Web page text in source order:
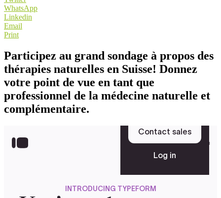
WhatsApp
Linkedin
Email
Print
Participez au grand sondage à propos des
thérapies naturelles en Suisse! Donnez
votre point de vue en tant que
professionnel de la médecine naturelle et
complémentaire.